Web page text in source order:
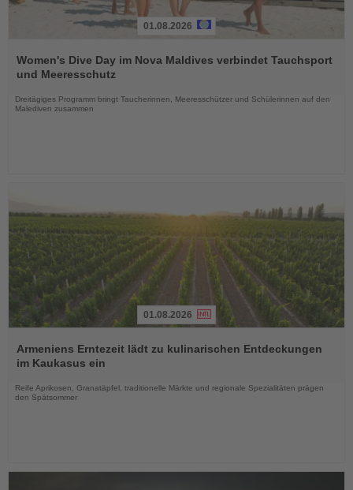
Sie
die
01.08.2026
Women's Dive Day im Nova Maldives verbindet Tauchsport
und Meeresschutz
Dreitägiges Programm bringt Taucherinnen, Meeresschützer und Schülerinnen auf den
Malediven zusammen
Sie
die
01.08.2026
Armeniens Erntezeit lädt zu kulinarischen Entdeckungen
im Kaukasus ein
Reife Aprikosen, Granatäpfel, traditionelle Märkte und regionale Spezialitäten prägen
den Spätsommer